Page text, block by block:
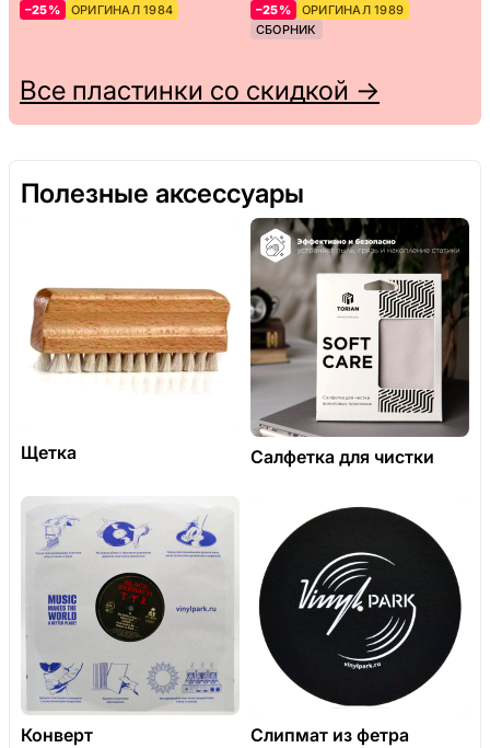
–25% ОРИГИНАЛ 1984 –25%
ОРИГИНАЛ 1989
СБОРНИК
Все пластинки со скидкой →
Полезные аксессуары
Щетка Салфетка для чистки
Конверт Слипмат из фетра